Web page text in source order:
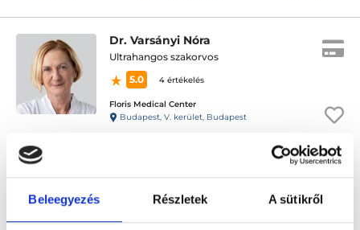
Beleegyezés Részletek A sütikről
Dr. Varsányi Nóra
Ultrahangos szakorvos
5.0
4 értékelés
Floris Medical Center
Budapest, V. kerület, Budapest
augusztus 10.